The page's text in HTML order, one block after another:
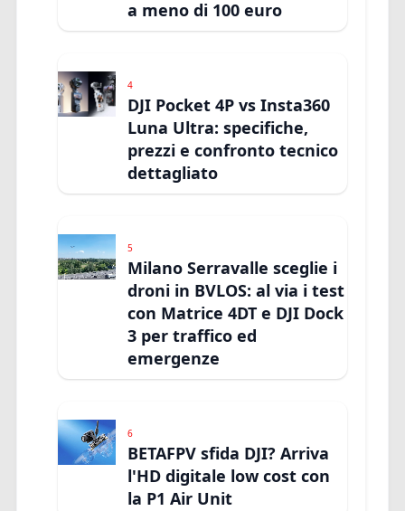
a meno di 100 euro
4
DJI Pocket 4P vs Insta360
Luna Ultra: specifiche,
prezzi e confronto tecnico
dettagliato
5
Milano Serravalle sceglie i
droni in BVLOS: al via i test
con Matrice 4DT e DJI Dock
3 per traffico ed
emergenze
6
BETAFPV sfida DJI? Arriva
l'HD digitale low cost con
la P1 Air Unit